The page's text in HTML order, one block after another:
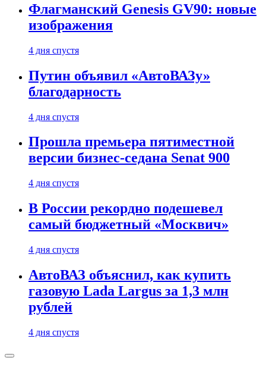
Флагманский Genesis GV90: новые
изображения
4 дня спустя
Путин объявил «АвтоВАЗу»
благодарность
4 дня спустя
Прошла премьера пятиместной
версии бизнес-седана Senat 900
4 дня спустя
В России рекордно подешевел
самый бюджетный «Москвич»
4 дня спустя
АвтоВАЗ объяснил, как купить
газовую Lada Largus за 1,3 млн
рублей
4 дня спустя